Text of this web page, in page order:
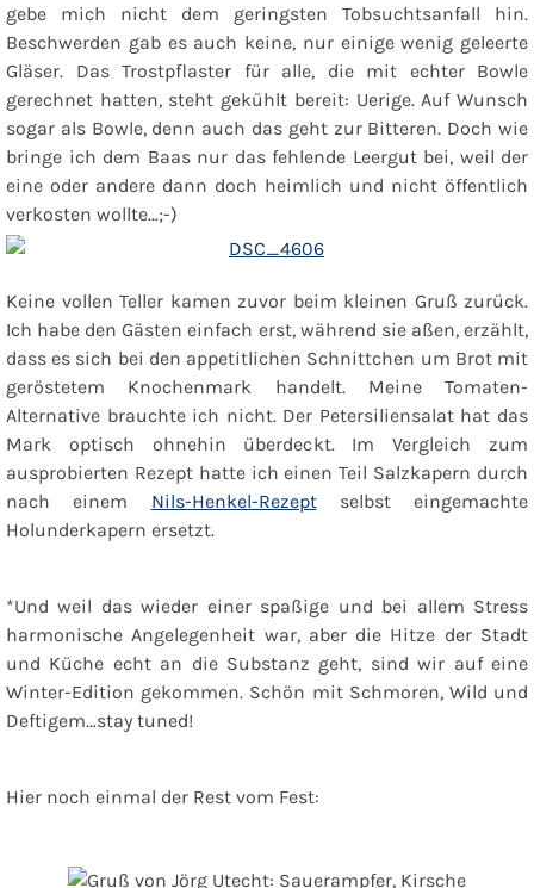
gebe mich nicht dem geringsten Tobsuchtsanfall hin.
Beschwerden gab es auch keine, nur einige wenig geleerte
Gläser. Das Trostpflaster für alle, die mit echter Bowle
gerechnet hatten, steht gekühlt bereit: Uerige. Auf Wunsch
sogar als Bowle, denn auch das geht zur Bitteren. Doch wie
bringe ich dem Baas nur das fehlende Leergut bei, weil der
eine oder andere dann doch heimlich und nicht öffentlich
verkosten wollte…;-)
Keine vollen Teller kamen zuvor beim kleinen Gruß zurück.
Ich habe den Gästen einfach erst, während sie aßen, erzählt,
dass es sich bei den appetitlichen Schnittchen um Brot mit
geröstetem Knochenmark handelt. Meine Tomaten-
Alternative brauchte ich nicht. Der Petersiliensalathat das
Mark optisch ohnehin überdeckt. Im Vergleich zum
ausprobierten Rezept hatte ich einen Teil Salzkapern durch
nach einem Nils-Henkel-Rezeptselbst eingemachte
Holunderkapern ersetzt.
*Und weil das wieder einer spaßige und bei allem Stress
harmonische Angelegenheit war, aber die Hitze der Stadt
und Küche echt an die Substanz geht, sind wir auf eine
Winter-Edition gekommen. Schön mit Schmoren, Wild und
Deftigem…stay tuned!
Hier noch einmal der Rest vom Fest: